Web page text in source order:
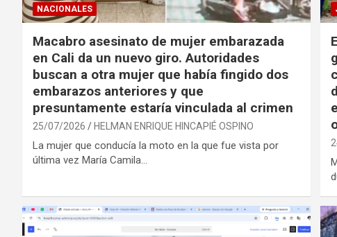
NACIONALES
Macabro asesinato de mujer embarazada
en Cali da un nuevo giro. Autoridades
buscan a otra mujer que había fingido dos
embarazos anteriores y que
presuntamente estaría vinculada al crimen
25/07/2026 HELMAN ENRIQUE HINCAPIÉ OSPINO
La mujer que conducía la moto en la que fue vista por
última vez María Camila…